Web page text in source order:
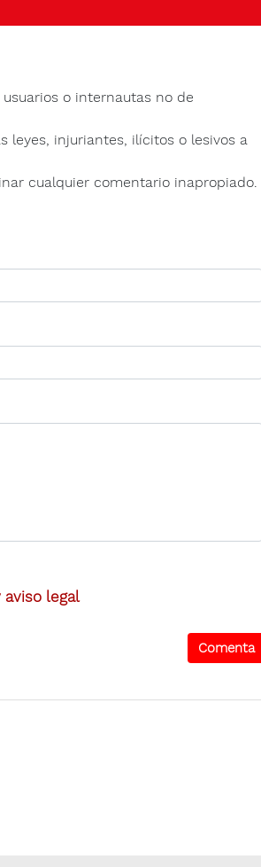
o internautas no de
leyes, injuriantes, ilícitos o lesivos a
cualquier comentario inapropiado.
aviso legal